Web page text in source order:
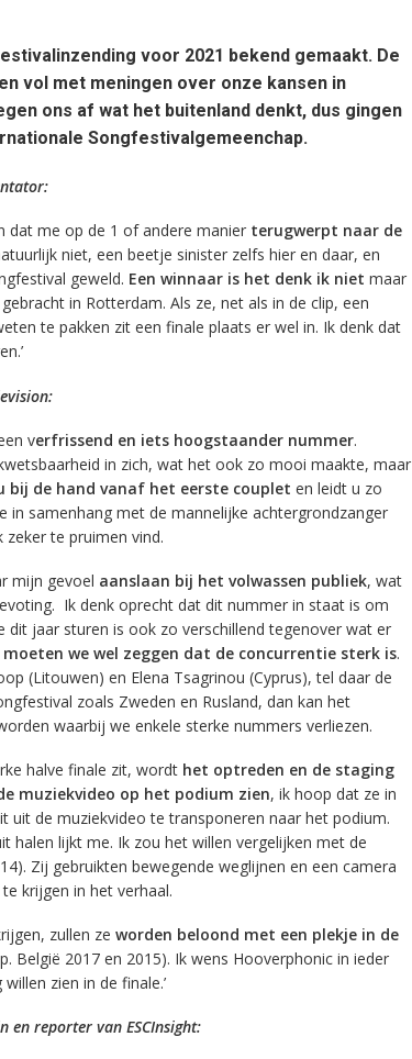
voor 2021 bekend gemaakt. De
vol met meningen over onze kansen in
ons af wat het buitenland denkt, dus gingen
Songfestivalgemeenchap.
dat me op de 1 of andere manier terugwerpt naar de
niet, een beetje sinister zelfs hier en daar, en
geweld. Een winnaar is het denk ik niet maar
in Rotterdam. Als ze, net als in de clip, een
te pakken zit een finale plaats er wel in. Ik denk dat
verfrissend en iets hoogstaander nummer.
in zich, wat het ook zo mooi maakte, maar
bij de hand vanaf het eerste couplet en leidt u zo
in samenhang met de mannelijke achtergrondzanger
te pruimen vind.
mijn gevoel aanslaan bij het volwassen publiek, wat
Ik denk oprecht dat dit nummer in staat is om
jaar sturen is ook zo verschillend tegenover wat er
moeten we wel zeggen dat de concurrentie sterk is.
(Litouwen) en Elena Tsagrinou (Cyprus), tel daar de
zoals Zweden en Rusland, dan kan het
waarbij we enkele sterke nummers verliezen.
halve finale zit, wordt het optreden en de staging
muziekvideo op het podium zien, ik hoop dat ze in
de muziekvideo te transponeren naar het podium.
halen lijkt me. Ik zou het willen vergelijken met de
Zij gebruikten bewegende weglijnen en een camera
krijgen in het verhaal.
zullen ze worden beloond met een plekje in de
België 2017 en 2015). Ik wens Hooverphonic in ieder
zien in de finale.’
en reporter van ESCInsight: